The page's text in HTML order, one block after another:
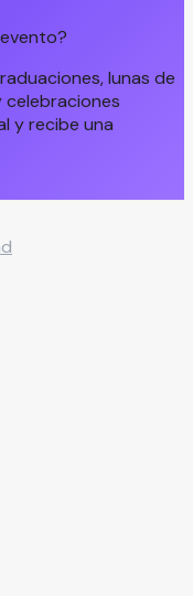
lunas de
y recibe una